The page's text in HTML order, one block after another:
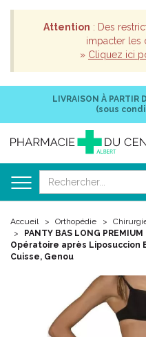
Attention : Des
impacter les
» Cliquez ici
LIVRAISON À PARTIR
(sous
Accueil Orthopédie
PANTY BAS LONG
Opératoire après Liposuccion
Cuisse, Genou